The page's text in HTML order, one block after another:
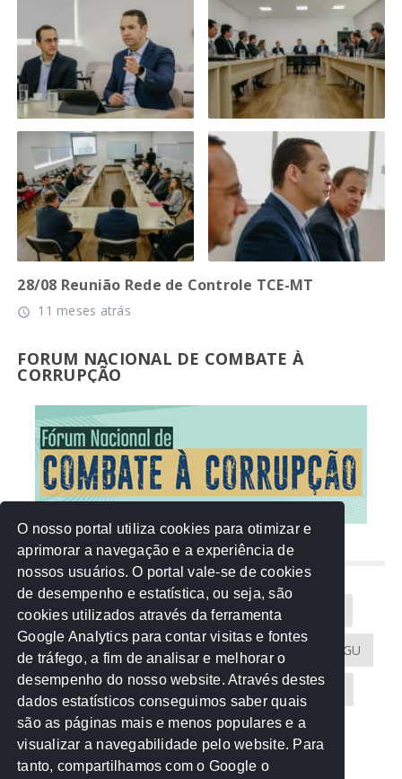
28/08 Reunião Rede de Controle TCE-MT
access_time 11 meses atrás
FORUM NACIONAL DE COMBATE À
CORRUPÇÃO
NUVEM DE TAGS
Acontece na Rede AGU AMM
Atricon Audicom CAU-MT CGU
CREA-MT Eventos MPC-MT MPE-MT
MPF Notícias PF PGE-MT PGR
Receita Federal Sem categoria
O nosso portal utiliza cookies para otimizar e
aprimorar a navegação e a experiência de
nossos usuários. O portal vale-se de cookies
de desempenho e estatística, ou seja, são
cookies utilizados através da ferramenta
Google Analytics para contar visitas e fontes
de tráfego, a fim de analisar e melhorar o
desempenho do nosso website. Através destes
dados estatísticos conseguimos saber quais
são as páginas mais e menos populares e a
visualizar a navegabilidade pelo website. Para
tanto, compartilhamos com o Google o